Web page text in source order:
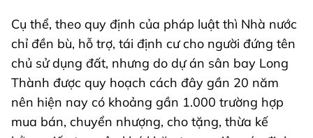
Cụ thể, theo quy định của pháp luật thì Nhà nước
chỉ đền bù, hỗ trợ, tái định cư cho người đứng tên
chủ sử dụng đất, nhưng do dự án sân bay Long
Thành được quy hoạch cách đây gần 20 năm
nên hiện nay có khoảng gần 1.000 trường hợp
mua bán, chuyển nhượng, cho tặng, thừa kế